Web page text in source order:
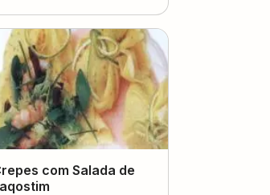
com Salada de